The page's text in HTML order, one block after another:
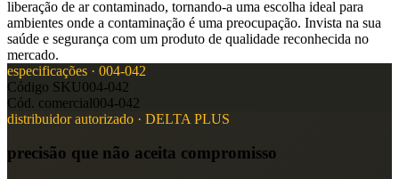
liberação de ar contaminado, tornando-a uma escolha ideal para
ambientes onde a contaminação é uma preocupação. Invista na sua
saúde e segurança com um produto de qualidade reconhecida no
mercado.
especificações · 004-042
Código SKU004-042
Cód. comercial004-042
distribuidor autorizado · DELTA PLUS
precisão que não aceita compromisso